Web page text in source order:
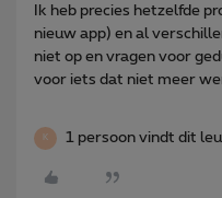
Ik heb precies hetzelfde
nieuw app) en al
niet op en vragen voor
voor iets dat niet meer
K 1 persoon vindt dit